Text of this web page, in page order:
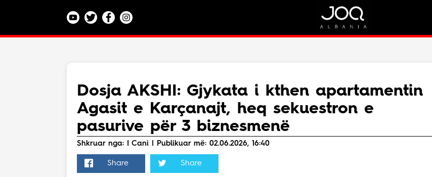
Lajme
Teknologji
Bota
Argëtim
Maqedoni
Puno me ne!
Live
Kontakt
Dosja AKSHI: Gjykata i kthen apartamentin
Agasit e Karçanajt, heq sekuestron e
pasurive për 3 biznesmenë
Shkruar nga: I Cani | Publikuar më: 02.06.2026, 16:40
Share Share